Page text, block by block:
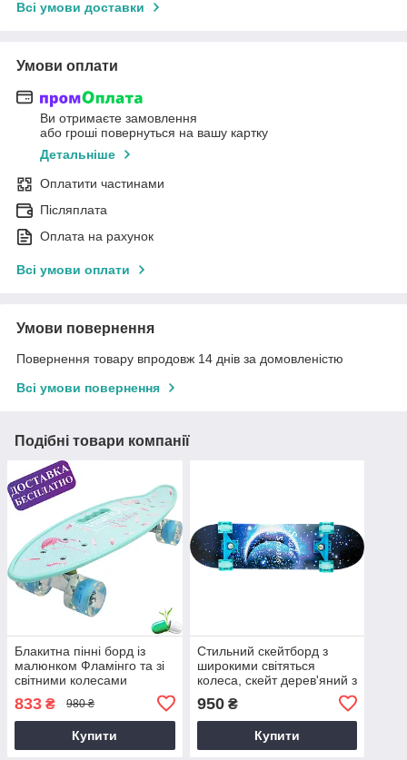
Всі умови доставки
Умови оплати
Ви отримаєте замовлення
або гроші повернуться на вашу картку
Детальніше
Оплатити частинами
Післяплата
Оплата на рахунок
Всі умови оплати
Умови повернення
Повернення товару впродовж 14 днів за домовленістю
Всі умови повернення
Подібні товари компанії
Блакитна пінні борд із
малюнком Фламінго та зі
світними колесами
833 ₴ 980 ₴
Купити
Стильний скейтборд з
широкими світяться
колеса, скейт дерев'яний з
натурального канадського
клена
950₴
Купити